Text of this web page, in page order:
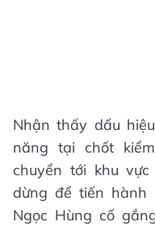
Nhận thấy dấu
năng tại chốt
chuyển tới khu
dừng để tiến hành
Ngọc Hùng cố